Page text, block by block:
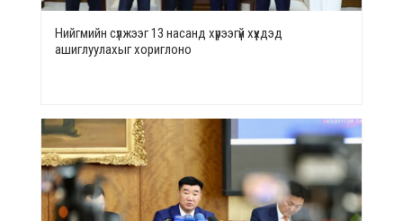
Нийгмийн сүлжээг 13 насанд хүрээгүй хүүхдэд
ашиглуулахыг хориглоно